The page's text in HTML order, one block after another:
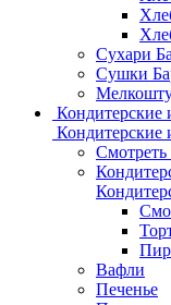
Сухари
Сушки
Кондитерские
Кондитерские
Смотреть
Вафли
Печенье